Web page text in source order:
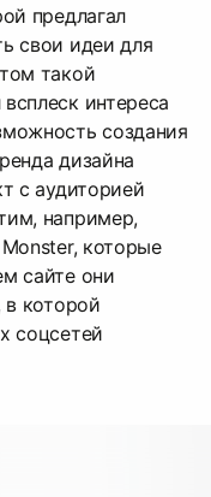
предлагал
свои идеи для
такой
интереса
создания
дизайна
с аудиторией
например,
которые
сайте они
в которой
соцсетей